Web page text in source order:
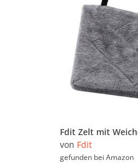
von Fdit
gefunden bei Amazon